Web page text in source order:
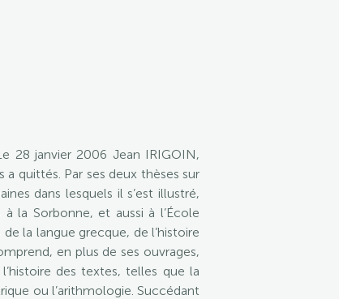
28 janvier 2006 Jean IRIGOIN,
quittés. Par ses deux thèses sur
dans lesquels il s’est illustré,
la Sorbonne, et aussi à l’École
la langue grecque, de l’histoire
en plus de ses ouvrages,
des textes, telles que la
ou l’arithmologie. Succédant